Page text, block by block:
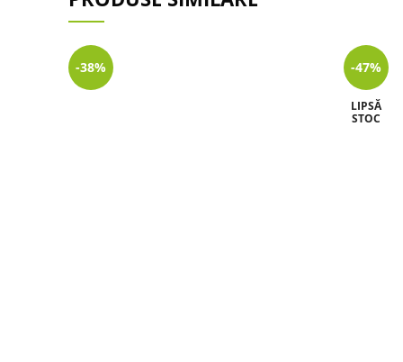
-38% -47%
LIPSĂ
STOC